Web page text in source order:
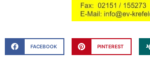
FACEBOOK PINTEREST